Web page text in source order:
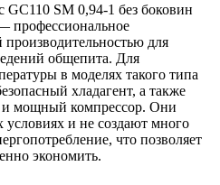
SM 0,94-1 без боковин
профессиональное
для
общепита. Для
в моделях такого типа
хладагент, а также
и мощный компрессор. Они
и не создают много
что позволяет
экономить.